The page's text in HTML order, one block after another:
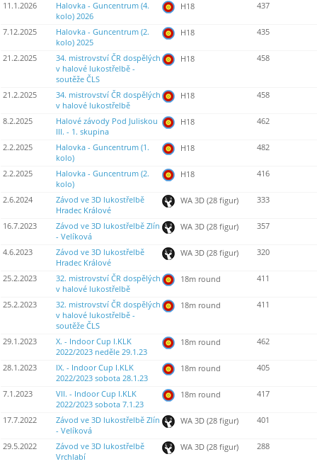
11.1.2026
Halovka - Guncentrum (4.
kolo) 2026
H18 437
7.12.2025
Halovka - Guncentrum (2.
kolo) 2025
H18 435
21.2.2025
34. mistrovství ČR dospělých
v halové lukostřelbě -
soutěže ČLS
H18 458
21.2.2025
34. mistrovství ČR dospělých
v halové lukostřelbě
H18 458
8.2.2025
Halové závody Pod Juliskou
III. - 1. skupina
H18 462
2.2.2025
Halovka - Guncentrum (1.
kolo)
H18 482
2.2.2025
Halovka - Guncentrum (2.
kolo)
H18 416
2.6.2024
Závod ve 3D lukostřelbě
Hradec Králové
WA 3D (28 figur) 333
16.7.2023
Závod ve 3D lukostřelbě Zlín
- Velíková
WA 3D (28 figur) 357
4.6.2023
Závod ve 3D lukostřelbě
Hradec Králové
WA 3D (28 figur) 320
25.2.2023
32. mistrovství ČR dospělých
v halové lukostřelbě
18m round 411
25.2.2023
32. mistrovství ČR dospělých
v halové lukostřelbě -
soutěže ČLS
18m round 411
29.1.2023
X. - Indoor Cup I.KLK
2022/2023 neděle 29.1.23
18m round 462
28.1.2023
IX. - Indoor Cup I.KLK
2022/2023 sobota 28.1.23
18m round 405
7.1.2023
VII. - Indoor Cup I.KLK
2022/2023 sobota 7.1.23
18m round 417
17.7.2022
Závod ve 3D lukostřelbě Zlín
- Velíková
WA 3D (28 figur) 401
29.5.2022
Závod ve 3D lukostřelbě
Vrchlabí
WA 3D (28 figur) 288